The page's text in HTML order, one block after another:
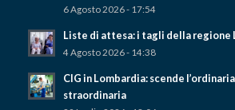
6 Agosto 2026 - 17:54
Liste di attesa: i tagli della regione
4 Agosto 2026 - 14:38
CIG in Lombardia: scende
straordinaria